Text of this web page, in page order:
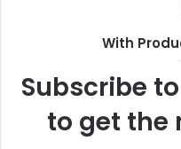
With
Subscribe
to get the